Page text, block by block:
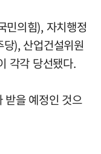
민의힘), 자치행정
), 산업건설위원
각각 당선됐다.
받을 예정인 것으